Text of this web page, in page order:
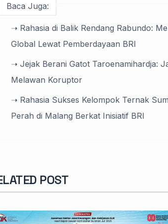
Baca Juga:
➝ Rahasia di Balik Rendang Rabundo:
Global Lewat Pemberdayaan BRI
➝ Jejak Berani Gatot Taroenamihardja:
Melawan Koruptor
➝ Rahasia Sukses Kelompok Ternak
Perah di Malang Berkat Inisiatif BRI
POST